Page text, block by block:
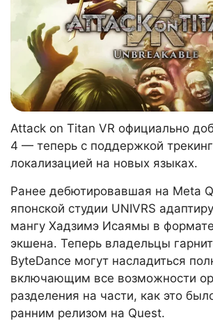
Attack on Titan VR официально
4 — теперь с поддержкой
локализацией на новых языках.
Ранее дебютировавшая на Meta
японской студии UNIVRS
мангу Хадзимэ Исаямы в
экшена. Теперь владельцы
ByteDance могут насладиться
включающим все возможности
разделения на части, как это
ранним релизом на Quest.